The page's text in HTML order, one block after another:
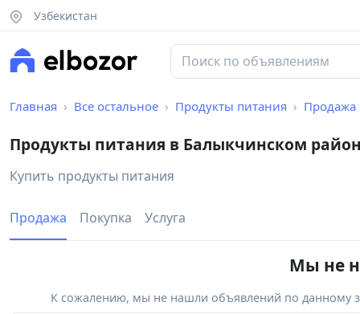
Узбекистан
Главная Все остальное Продукты питания Продажа
Продукты питания в Балыкчинском
Купить продукты питания
Продажа Покупка Услуга
Мы не
К сожалению, мы не нашли объявлений по данному